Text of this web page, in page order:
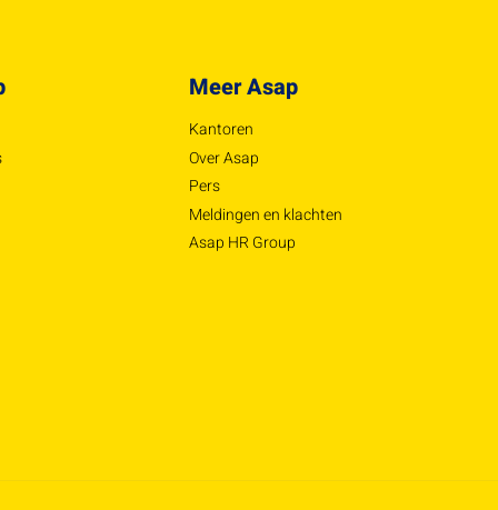
Meer Asap
Kantoren
Over Asap
Pers
Meldingen en klachten
Asap HR Group